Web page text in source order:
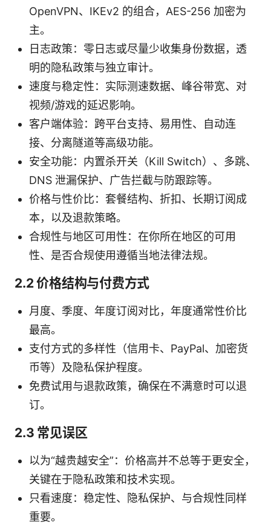
OpenVPN、IKEv2 的组合，AES-256 加密为
主。
日志政策：零日志或尽量少收集身份数据，透
明的隐私政策与独立审计。
速度与稳定性：实际测速数据、峰谷带宽、对
视频/游戏的延迟影响。
客户端体验：跨平台支持、易用性、自动连
接、分离隧道等高级功能。
安全功能：内置杀开关（Kill Switch）、多跳、
DNS 泄漏保护、广告拦截与防跟踪等。
价格与性价比：套餐结构、折扣、长期订阅成
本，以及退款策略。
合规性与地区可用性：在你所在地区的可用
性、是否合规使用遵循当地法律法规。
2.2 价格结构与付费方式
月度、季度、年度订阅对比，年度通常性价比
最高。
支付方式的多样性（信用卡、PayPal、加密货
币等）及隐私保护程度。
免费试用与退款政策，确保在不满意时可以退
订。
2.3 常见误区
以为“越贵越安全”：价格高并不总等于更安全，
关键在于隐私政策和技术实现。
只看速度：稳定性、隐私保护、与合规性同样
重要。